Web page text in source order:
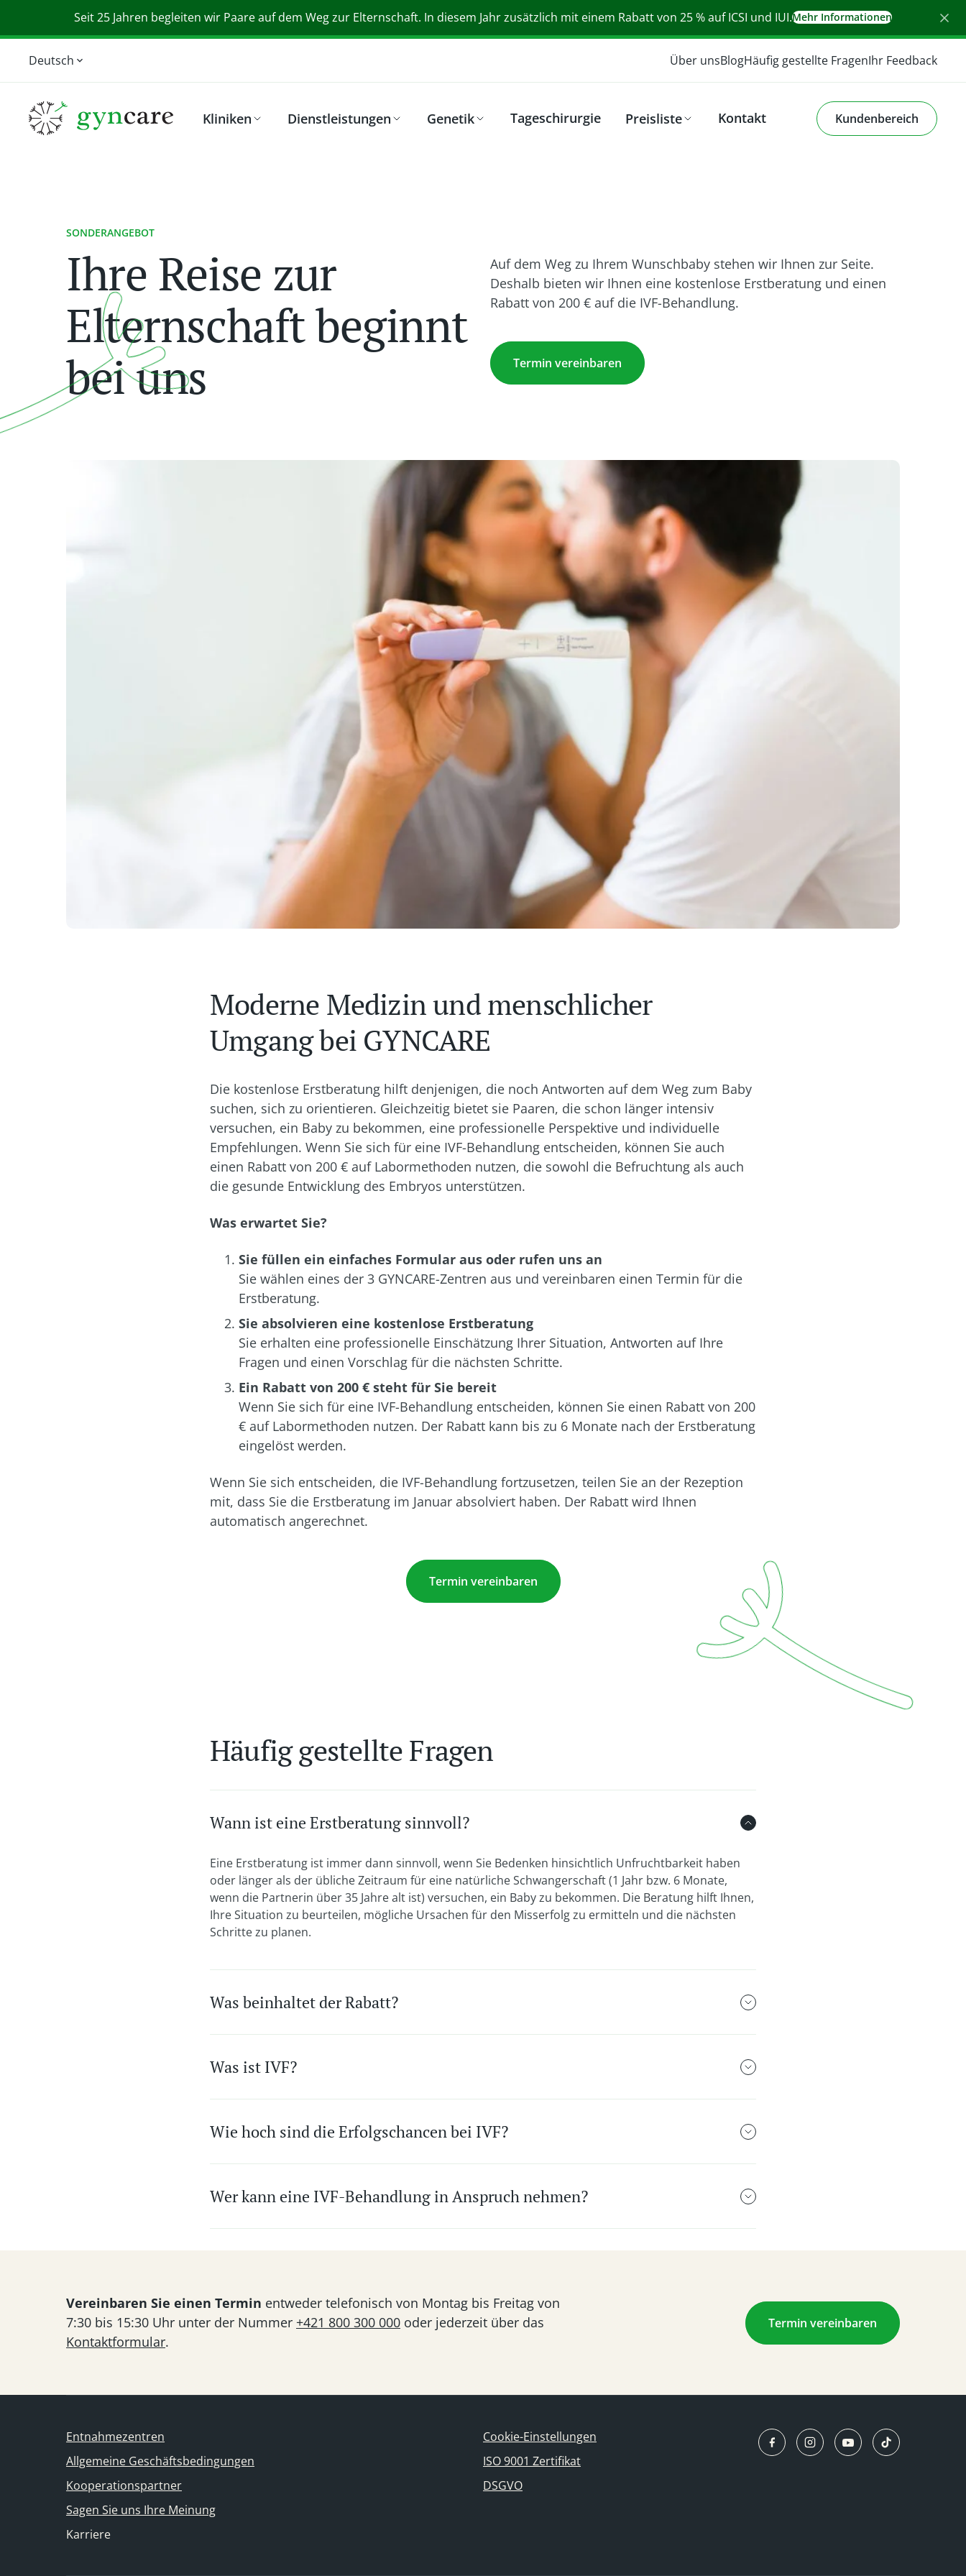
Seit 25 Jahren begleiten wir Paare auf dem Weg zur Elternschaft. In diesem Jahr zusätzlich mit einem Rabatt von 25 % auf ICSI und IUI.Mehr Informationen
Deutsch
English
Magyar
Srpski
Über unsBlogHäufig gestellte FragenIhr Feedback
Kliniken Dienstleistungen Genetik Tageschirurgie Preisliste Kontakt Kundenbereich
SONDERANGEBOT
Ihre Reise zur
Elternschaft beginnt
bei uns
Auf dem Weg zu Ihrem Wunschbaby stehen wir Ihnen zur Seite.
Deshalb bieten wir Ihnen eine kostenlose Erstberatung und einen
Rabatt von 200 € auf die IVF-Behandlung.
Termin vereinbaren
Moderne Medizin und menschlicher
Umgang bei GYNCARE
Die kostenlose Erstberatung hilft denjenigen, die noch Antworten auf dem Weg zum Baby
suchen, sich zu orientieren. Gleichzeitig bietet sie Paaren, die schon länger intensiv
versuchen, ein Baby zu bekommen, eine professionelle Perspektive und individuelle
Empfehlungen. Wenn Sie sich für eine IVF-Behandlung entscheiden, können Sie auch
einen Rabatt von 200 € auf Labormethoden nutzen, die sowohl die Befruchtung als auch
die gesunde Entwicklung des Embryos unterstützen.
Was erwartet Sie?
Sie füllen ein einfaches Formular aus oder rufen uns an
Sie wählen eines der 3 GYNCARE-Zentren aus und vereinbaren einen Termin für die
Erstberatung.
Sie absolvieren eine kostenlose Erstberatung
Sie erhalten eine professionelle Einschätzung Ihrer Situation, Antworten auf Ihre
Fragen und einen Vorschlag für die nächsten Schritte.
Ein Rabatt von 200 € steht für Sie bereit
Wenn Sie sich für eine IVF-Behandlung entscheiden, können Sie einen Rabatt von 200
€ auf Labormethoden nutzen. Der Rabatt kann bis zu 6 Monate nach der Erstberatung
eingelöst werden.
Wenn Sie sich entscheiden, die IVF-Behandlung fortzusetzen, teilen Sie an der Rezeption
mit, dass Sie die Erstberatung im Januar absolviert haben. Der Rabatt wird Ihnen
automatisch angerechnet.
Termin vereinbaren
Häufig gestellte Fragen
Wann ist eine Erstberatung sinnvoll?
Eine Erstberatung ist immer dann sinnvoll, wenn Sie Bedenken hinsichtlich Unfruchtbarkeit haben
oder länger als der übliche Zeitraum für eine natürliche Schwangerschaft (1 Jahr bzw. 6 Monate,
wenn die Partnerin über 35 Jahre alt ist) versuchen, ein Baby zu bekommen. Die Beratung hilft Ihnen,
Ihre Situation zu beurteilen, mögliche Ursachen für den Misserfolg zu ermitteln und die nächsten
Schritte zu planen.
Was beinhaltet der Rabatt?
Was ist IVF?
Wie hoch sind die Erfolgschancen bei IVF?
Wer kann eine IVF-Behandlung in Anspruch nehmen?
Vereinbaren Sie einen Termin entweder telefonisch von Montag bis Freitag von
7:30 bis 15:30 Uhr unter der Nummer +421 800 300 000 oder jederzeit über das
Kontaktformular.
Termin vereinbaren
Entnahmezentren
Allgemeine Geschäftsbedingungen
Kooperationspartner
Sagen Sie uns Ihre Meinung
Karriere
Cookie-Einstellungen
ISO 9001 Zertifikat
DSGVO